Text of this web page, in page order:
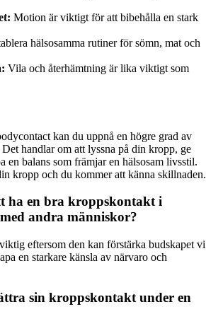
Motion är viktigt för att bibehålla en stark
hälsosamma rutiner för sömn, mat och
Vila och återhämtning är lika viktigt som
kan du uppnå en högre grad av
handlar om att lyssna på din kropp, ge
en balans som främjar en hälsosam livsstil.
kropp och du kommer att känna skillnaden.
ha en bra kroppskontakt i
andra människor?
eftersom den kan förstärka budskapet vi
en starkare känsla av närvaro och
sin kroppskontakt under en